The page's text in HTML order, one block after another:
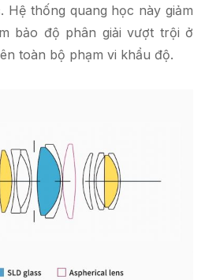
Hệ thống quang học này giảm
bảo độ phân giải vượt trội ở
toàn bộ phạm vi khẩu độ.